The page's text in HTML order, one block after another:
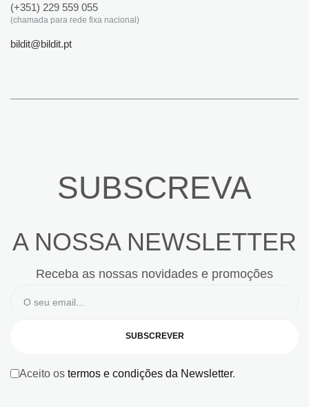
(+351) 229 559 055
(chamada para rede fixa nacional)
bildit@bildit.pt
SUBSCREVA
A NOSSA NEWSLETTER
Receba as nossas novidades e promoções
SUBSCREVER
Aceito os termos e condições da Newsletter.